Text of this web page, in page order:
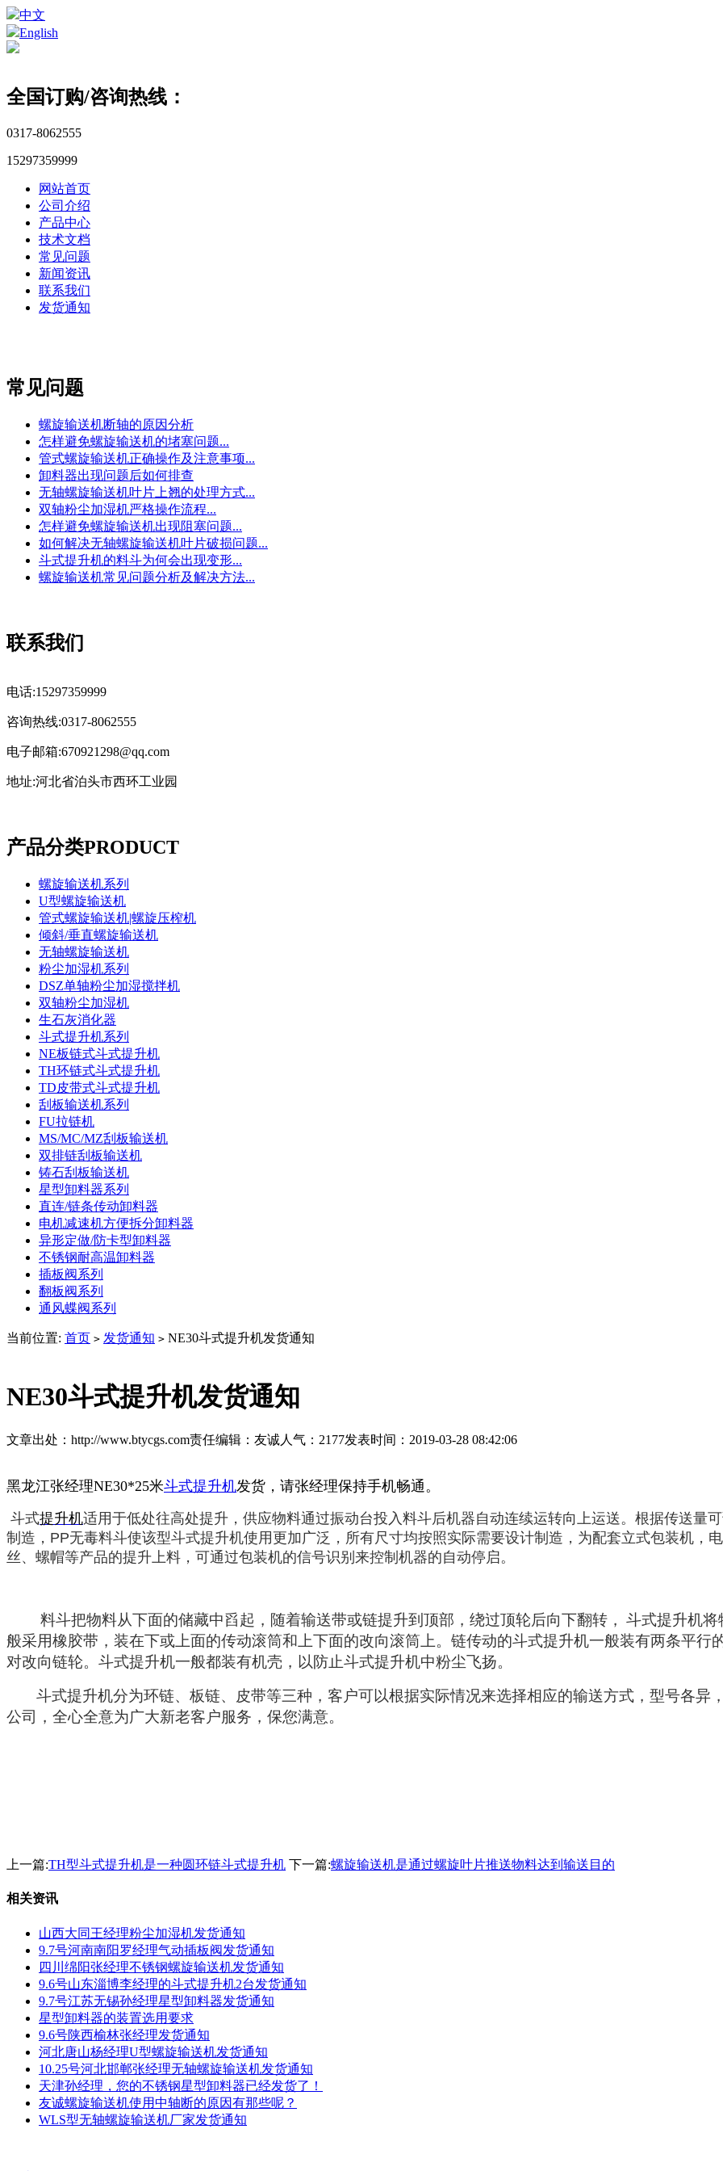
中文
English
全国订购/咨询热线：
0317-8062555
15297359999
网站首页
公司介绍
产品中心
技术文档
常见问题
新闻资讯
联系我们
发货通知
常见问题
螺旋输送机断轴的原因分析
怎样避免螺旋输送机的堵塞问题...
管式螺旋输送机正确操作及注意事项...
卸料器出现问题后如何排查
无轴螺旋输送机叶片上翘的处理方式...
双轴粉尘加湿机严格操作流程...
怎样避免螺旋输送机出现阻塞问题...
如何解决无轴螺旋输送机叶片破损问题...
斗式提升机的料斗为何会出现变形...
螺旋输送机常见问题分析及解决方法...
联系我们
电话:15297359999
咨询热线:0317-8062555
电子邮箱:670921298@qq.com
地址:河北省泊头市西环工业园
产品分类PRODUCT
螺旋输送机系列
U型螺旋输送机
管式螺旋输送机|螺旋压榨机
倾斜/垂直螺旋输送机
无轴螺旋输送机
粉尘加湿机系列
DSZ单轴粉尘加湿搅拌机
双轴粉尘加湿机
生石灰消化器
斗式提升机系列
NE板链式斗式提升机
TH环链式斗式提升机
TD皮带式斗式提升机
刮板输送机系列
FU拉链机
MS/MC/MZ刮板输送机
双排链刮板输送机
铸石刮板输送机
星型卸料器系列
直连/链条传动卸料器
电机减速机方便拆分卸料器
异形定做/防卡型卸料器
不锈钢耐高温卸料器
插板阀系列
翻板阀系列
通风蝶阀系列
当前位置: 首页 > 发货通知 > NE30斗式提升机发货通知
NE30斗式提升机发货通知
文章出处：http://www.btycgs.com责任编辑：友诚 人气： 2177发表时间：2019-03-28 08:42:06
黑龙江张经理NE30*25米斗式提升机发货，请张经理保持手机畅通。
斗式提升机适用于低处往高处提升，供应物料通过振动台投入料斗后机器自动连续运转向上运送。根据传送量
制造， PP无毒料斗使该型斗式提升机使用更加广泛，所有尺寸均按照实际需要设计制造，为配套立式包装机，
丝、螺帽等产品的提升上料，可通过包装机的信号识别来控制机器的自动停启。
料斗把物料从下面的储藏中舀起，随着输送带或链提升到顶部，绕过顶轮后向下翻转， 斗式提升机将
般采用橡胶带，装在下或上面的传动滚筒和上下面的改向滚筒上。链传动的斗式提升机一般装有两条平行
对改向链轮。斗式提升机一般都装有机壳，以防止斗式提升机中粉尘飞扬。
斗式提升机分为环链、板链、皮带等三种，客户可以根据实际情况来选择相应的输送方式，型号各异
公司，全心全意为广大新老客户服务，保您满意。
上一篇:TH型斗式提升机是一种圆环链斗式提升机 下一篇:螺旋输送机是通过螺旋叶片推送物料达到输送目的
相关资讯
山西大同王经理粉尘加湿机发货通知
9.7号河南南阳罗经理气动插板阀发货通知
四川绵阳张经理不锈钢螺旋输送机发货通知
9.6号山东淄博李经理的斗式提升机2台发货通知
9.7号江苏无锡孙经理星型卸料器发货通知
星型卸料器的装置选用要求
9.6号陕西榆林张经理发货通知
河北唐山杨经理U型螺旋输送机发货通知
10.25号河北邯郸张经理无轴螺旋输送机发货通知
天津孙经理，您的不锈钢星型卸料器已经发货了！
友诚螺旋输送机使用中轴断的原因有那些呢？
WLS型无轴螺旋输送机厂家发货通知